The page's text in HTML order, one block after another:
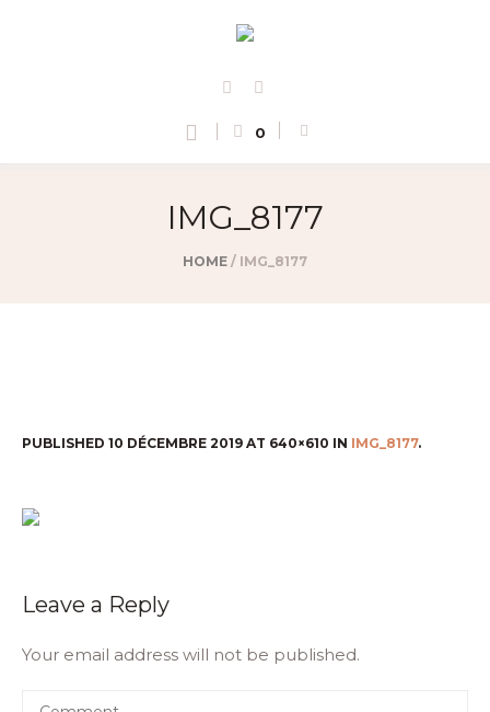
0
IMG_8177
HOME / IMG_8177
PUBLISHED 10 DÉCEMBRE 2019 AT 640×610 IN IMG_8177.
Leave a Reply
Your email address will not be published.